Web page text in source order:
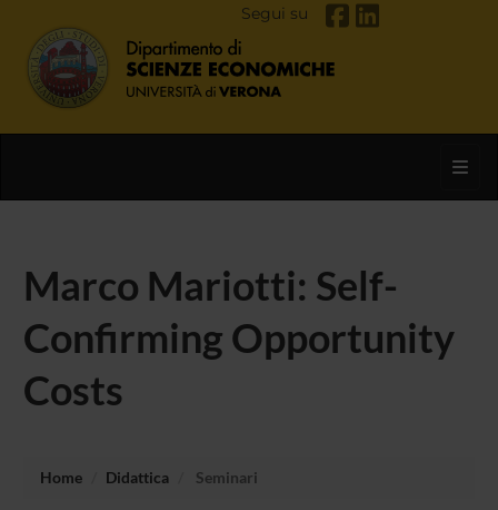
Segui su
Marco Mariotti: Self-
Confirming Opportunity
Costs
Home Didattica Seminari